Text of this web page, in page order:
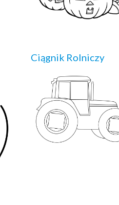
Ciągnik Rolniczy